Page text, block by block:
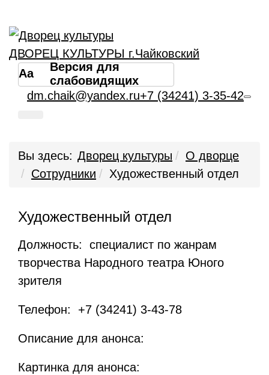
ДВОРЕЦ КУЛЬТУРЫ г.Чайковский
Aa
Версия для
слабовидящих
+7 (34241) 3-35-42
dm.chaik@yandex.ru
Вы здесь: Дворец культуры
О дворце
Сотрудники
Художественный отдел
Художественный отдел
Должность: специалист по жанрам
творчества Народного театра Юного
зрителя
Телефон: +7 (34241) 3-43-78
Описание для анонса:
Картинка для анонса: